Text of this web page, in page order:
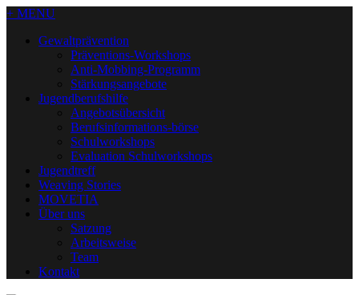
+ MENU
Gewaltprävention
Präventions-Workshops
Anti-Mobbing-Programm
Stärkungsangebote
Jugendberufshilfe
Angebotsübersicht
Berufsinformations-börse
Schulworkshops
Evaluation Schulworkshops
Jugendtreff
Weaving Stories
MOVETIA
Über uns
Satzung
Arbeitsweise
Team
Kontakt